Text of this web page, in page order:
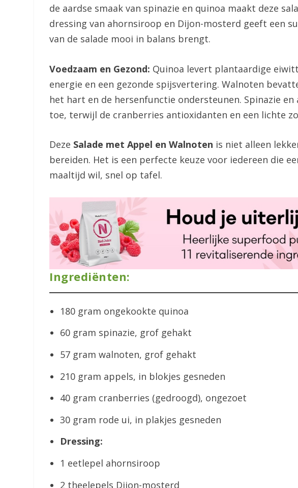
de aardse smaak van spinazie en quinoa maakt deze
dressing van ahornsiroop en Dijon-mosterd geeft een
van de salade mooi in balans brengt.
Voedzaam en Gezond: Quinoa levert plantaardige
energie en een gezonde spijsvertering. Walnoten
het hart en de hersenfunctie ondersteunen. Spinazie
toe, terwijl de cranberries antioxidanten en een lichte
Deze Salade met Appel en Walnoten is niet alleen
bereiden. Het is een perfecte keuze voor iedereen die
maaltijd wil, snel op tafel.
Ingrediënten:
180 gram ongekookte quinoa
60 gram spinazie, grof gehakt
57 gram walnoten, grof gehakt
210 gram appels, in blokjes gesneden
40 gram cranberries (gedroogd), ongezoet
30 gram rode ui, in plakjes gesneden
Dressing:
1 eetlepel ahornsiroop
2 theelepels Dijon-mosterd